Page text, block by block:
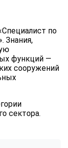
по
Знания,
функций —
сооружений
сектора.